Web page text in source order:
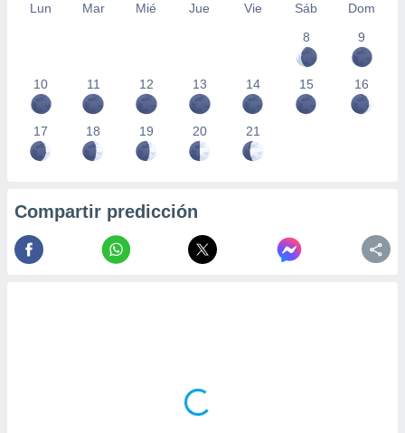
Lun Mar Mié Jue Vie Sáb
Dom
8
9
10 11 12 13 14 15 16
17 18 19 20 21
Compartir predicción